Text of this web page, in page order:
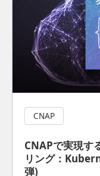
CNAP
CNAPで実現す
リング：
弾)